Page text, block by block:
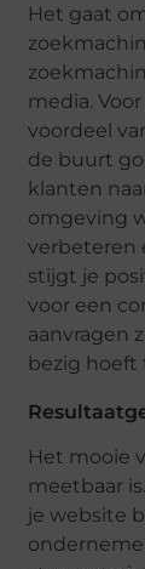
Het gaat
media.
voordeel
de buurt
klanten
omgeving
verbeteren
stijgt je
voor een
aanvragen
bezig hoeft
Het mooie
meetbaar
je website